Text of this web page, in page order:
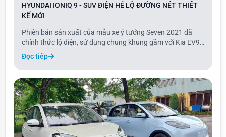
HYUNDAI IONIQ 9 - SUV ĐIỆN HÉ LỘ ĐƯỜNG NÉT THIẾT
KẾ MỚI
Phiên bản sản xuất của mẫu xe ý tưởng Seven 2021 đã
chính thức lộ diện, sử dụng chung khung gầm với Kia EV9
và dự kiến ra mắt tại triển lãm ôtô Los Angeles 2024.
Thương hiệu xe hơi Hàn Quốc Hyundai vừa hé lộ hình ảnh
thiết kế của mẫu xe này, vốn là phiên
Đọc tiếp